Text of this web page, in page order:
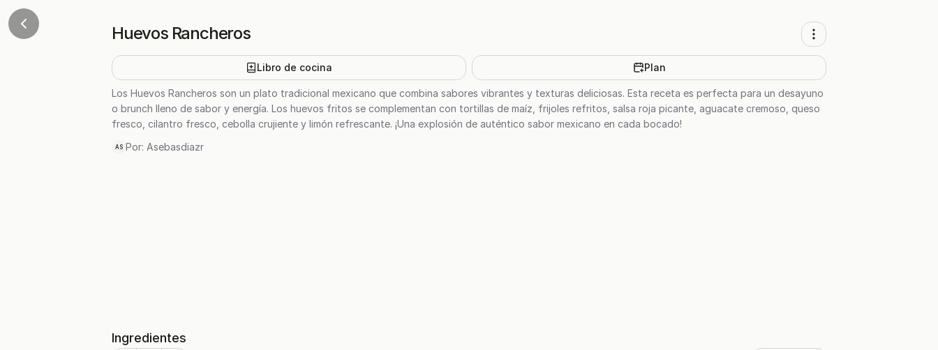
Huevos Rancheros
Libro de cocina Plan
Los Huevos Rancheros son un plato tradicional mexicano que combina sabores vibrantes y texturas deliciosas. Esta receta es perfecta para un desayuno
o brunch lleno de sabor y energía. Los huevos fritos se complementan con tortillas de maíz, frijoles refritos, salsa roja picante, aguacate cremoso, queso
fresco, cilantro fresco, cebolla crujiente y limón refrescante. ¡Una explosión de auténtico sabor mexicano en cada bocado!
AS Por: Asebasdiazr
Ingredientes